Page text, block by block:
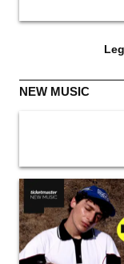
NEW MUSIC